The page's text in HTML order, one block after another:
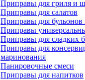
Приправы для гриля и
Приправы для салатов
Приправы для бульонов
Приправы
Приправы для сладких
Приправы для
маринования
Панировочные смеси
Приправы для напитков